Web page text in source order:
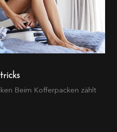
Beim Kofferpacken zählt